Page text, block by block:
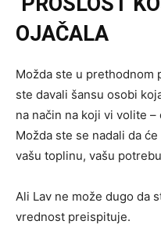
OJAČALA
Možda ste u prethodnom
ste davali šansu osobi
na način na koji vi volite
Možda ste se nadali da
vašu toplinu, vašu
Ali Lav ne može dugo da
vrednost preispituje.